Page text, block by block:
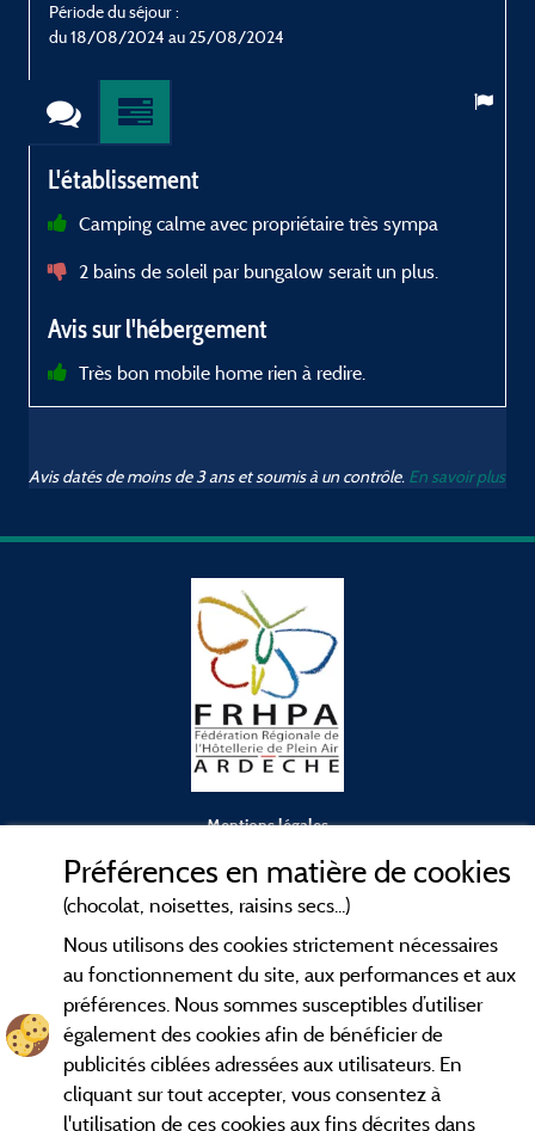
Période du séjour :
du 18/08/2024 au 25/08/2024
L'établissement
Camping calme avec propriétaire très sympa
2 bains de soleil par bungalow serait un plus.
Avis sur l'hébergement
Très bon mobile home rien à redire.
Avis datés de moins de 3 ans et soumis à un contrôle. En savoir plus
Mentions légales
Conditions générales d'utilisation
Contact
CGV
Les meilleurscampings en Ardèche . Consultez les fiches de
nos adhérents et découvrez nos meilleures offres dans les
Préférences en matière de cookies
(chocolat, noisettes, raisins secs...)
Nous utilisons des cookies strictement nécessaires
au fonctionnement du site, aux performances et aux
préférences. Nous sommes susceptibles d’utiliser
également des cookies afin de bénéficier de
publicités ciblées adressées aux utilisateurs. En
cliquant sur tout accepter, vous consentez à
l'utilisation de ces cookies aux fins décrites dans